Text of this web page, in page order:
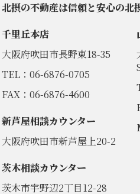
北摂の不動産は信頼と安心の北
千里丘本店
大阪府吹田市長野東18-35
TEL：06-6876-0705
FAX：06-6876-4600
新芦屋相談カウンター
大阪府吹田市新芦屋上20-2
茨木相談カウンター
茨木市宇野辺2丁目12-28